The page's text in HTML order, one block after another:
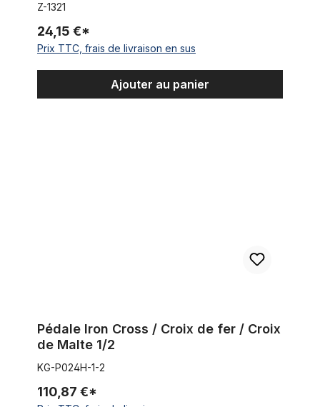
Z-1321
24,15 €*
Prix TTC, frais de livraison en sus
Ajouter au panier
Pédale Iron Cross / Croix de fer / Croix
de Malte 1/2
KG-P024H-1-2
110,87 €*